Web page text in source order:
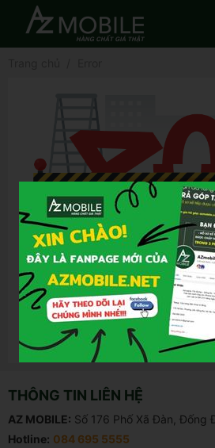
Để tìm được kết quả chính
lòng:
Kiểm tra lỗi chính tả của từ khóa
Thử lại bằng từ khóa khác
Thử lại bằng những từ khóa tổng
Thử lại bằng những từ khóa
THÔNG TIN LIÊN HỆ
AZ MOBILE: Số 176 Phố Xã Đàn, Đống
Hotline: 084 695 5555